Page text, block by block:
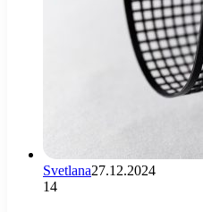
Svetlana27.12.2024
14